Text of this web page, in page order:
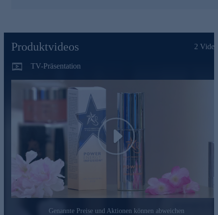
Produktvideos 2
TV-Präsentation
Play
Genannte Preise und Aktionen können abweichen